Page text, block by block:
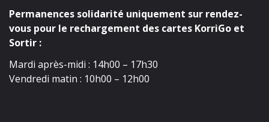
Permanences solidarité uniquement sur rendez-
vous pour le rechargement des cartes KorriGo et
Sortir :
Mardi après-midi : 14h00 – 17h30
Vendredi matin : 10h00 – 12h00